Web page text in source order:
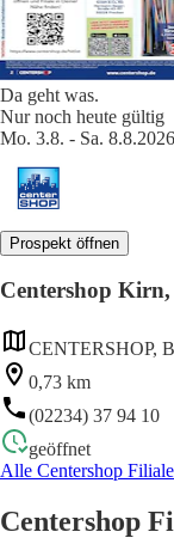
Da geht was.
Nur noch heute gültig
Mo. 3.8. - Sa. 8.8.2026
Prospekt öffnen
Centershop Kirn,
CENTERSHOP,
0,73 km
(02234) 37 94 10
geöffnet
Alle Centershop
Centershop